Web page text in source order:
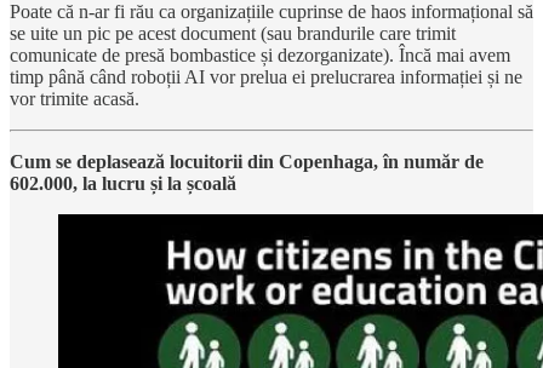
Poate că n-ar fi rău ca organizațiile cuprinse de haos informațional să
se uite un pic pe acest document (sau brandurile care trimit
comunicate de presă bombastice și dezorganizate). Încă mai avem
timp până când roboții AI vor prelua ei prelucrarea informației și ne
vor trimite acasă.
Cum se deplasează locuitorii din Copenhaga, în număr de
602.000, la lucru și la școală